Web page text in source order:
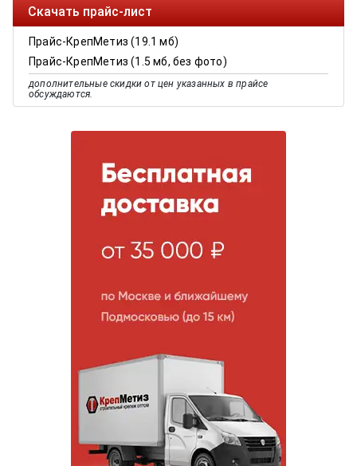
Скачать прайс-лист
Прайс-КрепМетиз (19.1 мб)
Прайс-КрепМетиз (1.5 мб, без фото)
дополнительные скидки от цен указанных в прайсе
обсуждаются.